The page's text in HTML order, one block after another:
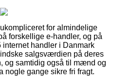
for almindelige
forskellige e-handler, og på
internet handler i Danmark
salgsværdien på deres
og samtidig også til mænd og
nogle gange sikre fri fragt.